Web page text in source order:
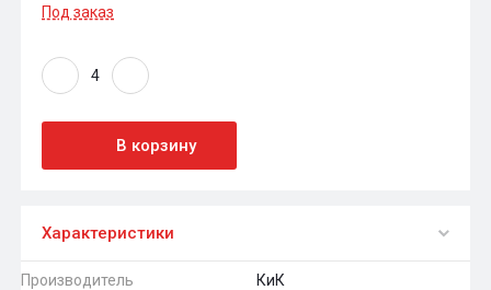
Под заказ
В корзину
Характеристики
Производитель КиК